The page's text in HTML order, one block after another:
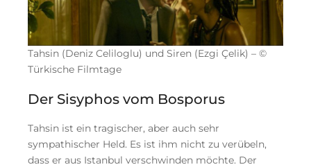
Tahsin (Deniz Celiloglu) und Siren (Ezgi Çelik) – ©
Türkische Filmtage
Der Sisyphos vom Bosporus
Tahsin ist ein tragischer, aber auch sehr
sympathischer Held. Es ist ihm nicht zu verübeln,
dass er aus Istanbul verschwinden möchte. Der